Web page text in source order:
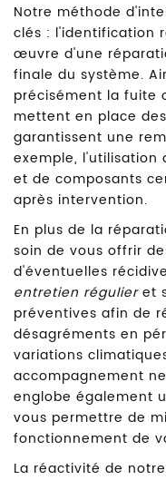
Notre méthode
clés : l'identification
œuvre d'une
finale du système.
précisément la fuite
mettent en place
garantissent une
exemple, l'utilisation
et de composants
après intervention.
En plus de la
soin de vous offrir
d'éventuelles
entretien régulieret
préventives afin de
désagréments en
variations
accompagnement
englobe également
vous permettre de
fonctionnement de
La réactivité de